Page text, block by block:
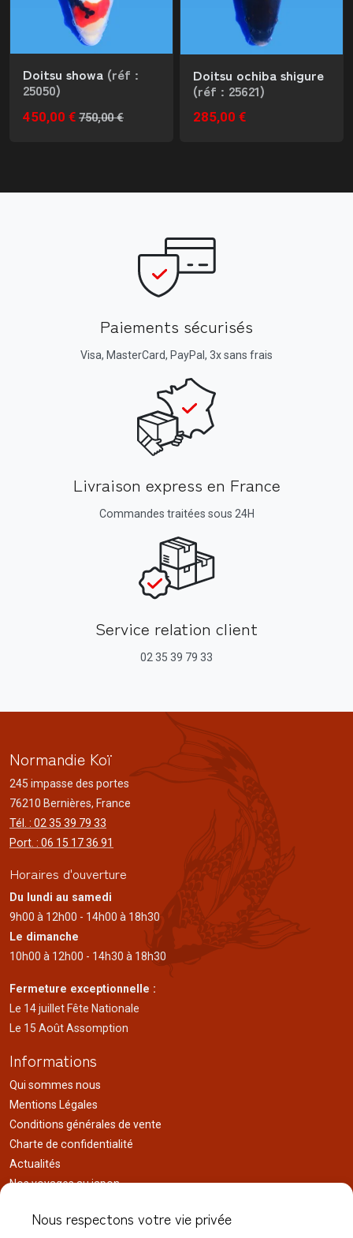
Doitsu showa (réf :
25050)
450,00 € 750,00 €
Doitsu ochiba shigure
(réf : 25621)
285,00 €
Paiements sécurisés
Visa, MasterCard, PayPal, 3x sans frais
Livraison express en France
Commandes traitées sous 24H
Service relation client
02 35 39 79 33
Normandie Koï
245 impasse des portes
76210 Bernières, France
Tél. : 02 35 39 79 33
Port. : 06 15 17 36 91
Horaires d'ouverture
Du lundi au samedi
9h00 à 12h00 - 14h00 à 18h30
Le dimanche
10h00 à 12h00 - 14h30 à 18h30
Fermeture exceptionnelle :
Le 14 juillet Fête Nationale
Le 15 Août Assomption
Informations
Qui sommes nous
Mentions Légales
Conditions générales de vente
Charte de confidentialité
Actualités
Nos voyages au japon
Liens utiles
Nous respectons votre vie privée